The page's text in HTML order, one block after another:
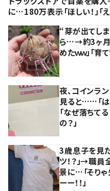
に…180万表示「ほしい！」「え
“芽が出てし
ら…→約3ヶ月
めたｗｗ」「育
夜、コインラ
見ると……「は
「なぜ落ちて
の？」
3歳息子を見
ツ！？」→職
景に…「そり
ーー！！」